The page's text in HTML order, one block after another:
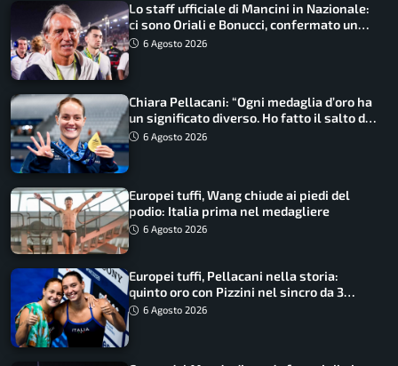
Lo staff ufficiale di Mancini in Nazionale:
ci sono Oriali e Bonucci, confermato un
ritorno
6 Agosto 2026
Chiara Pellacani: “Ogni medaglia d’oro ha
un significato diverso. Ho fatto il salto di
qualità”
6 Agosto 2026
Europei tuffi, Wang chiude ai piedi del
podio: Italia prima nel medagliere
6 Agosto 2026
Europei tuffi, Pellacani nella storia:
quinto oro con Pizzini nel sincro da 3
metri
6 Agosto 2026